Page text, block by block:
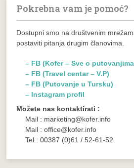
Pokrebna vam je pomoć?
Dostupni smo na društvenim
postaviti pitanja drugim članovima.
– FB (Kofer – Sve o
– FB (Travel centar – V.P)
– FB (Putovanje u Tursku)
– Instagram profil
Možete nas kontaktirati :
Mail : marketing@kofer.info
Mail : office@kofer.info
Tel.: 00387 (0)61 / 52-61-52